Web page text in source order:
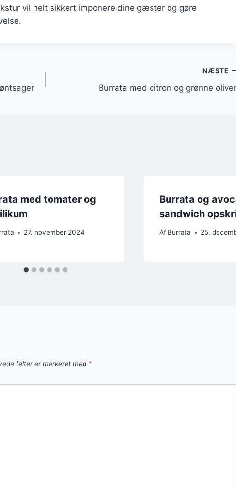
vil helt sikkert imponere dine gæster og gøre
NÆSTE
Burrata med citron og grønne
med tomater og
27. november 2024
Burrata og
sandwich
Af Burrata 25.
felter er markeret med *